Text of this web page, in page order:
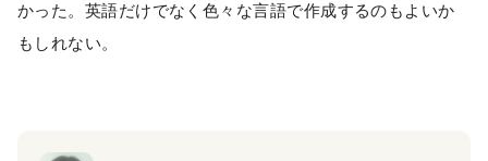
かった。英語だけでなく色々な言語で作成するのもよいか
もしれない。